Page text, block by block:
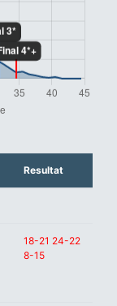
Resultat
18-21 24-22
8-15